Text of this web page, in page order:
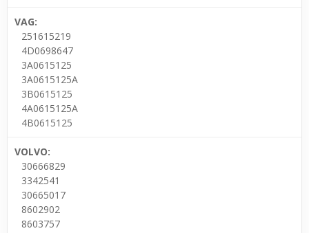
VAG:
251615219
4D0698647
3A0615125
3A0615125A
3B0615125
4A0615125A
4B0615125
VOLVO:
30666829
3342541
30665017
8602902
8603757